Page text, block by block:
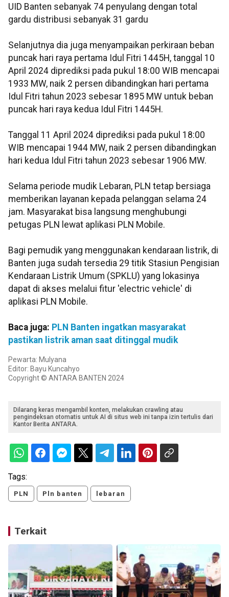
UID Banten sebanyak 74 penyulang dengan total
gardu distribusi sebanyak 31 gardu
Selanjutnya dia juga menyampaikan perkiraan beban
puncak hari raya pertama Idul Fitri 1445H, tanggal 10
April 2024 diprediksi pada pukul 18:00 WIB mencapai
1933 MW, naik 2 persen dibandingkan hari pertama
Idul Fitri tahun 2023 sebesar 1895 MW untuk beban
puncak hari raya kedua Idul Fitri 1445H.
Tanggal 11 April 2024 diprediksi pada pukul 18:00
WIB mencapai 1944 MW, naik 2 persen dibandingkan
hari kedua Idul Fitri tahun 2023 sebesar 1906 MW.
Selama periode mudik Lebaran, PLN tetap bersiaga
memberikan layanan kepada pelanggan selama 24
jam. Masyarakat bisa langsung menghubungi
petugas PLN lewat aplikasi PLN Mobile.
Bagi pemudik yang menggunakan kendaraan listrik, di
Banten juga sudah tersedia 29 titik Stasiun Pengisian
Kendaraan Listrik Umum (SPKLU) yang lokasinya
dapat di akses melalui fitur 'electric vehicle' di
aplikasi PLN Mobile.
Baca juga: PLN Banten ingatkan masyarakat
pastikan listrik aman saat ditinggal mudik
Pewarta: Mulyana
Editor: Bayu Kuncahyo
Copyright © ANTARA BANTEN 2024
Dilarang keras mengambil konten, melakukan crawling atau
pengindeksan otomatis untuk AI di situs web ini tanpa izin tertulis dari
Kantor Berita ANTARA.
Tags:
PLN Pln banten lebaran
Terkait